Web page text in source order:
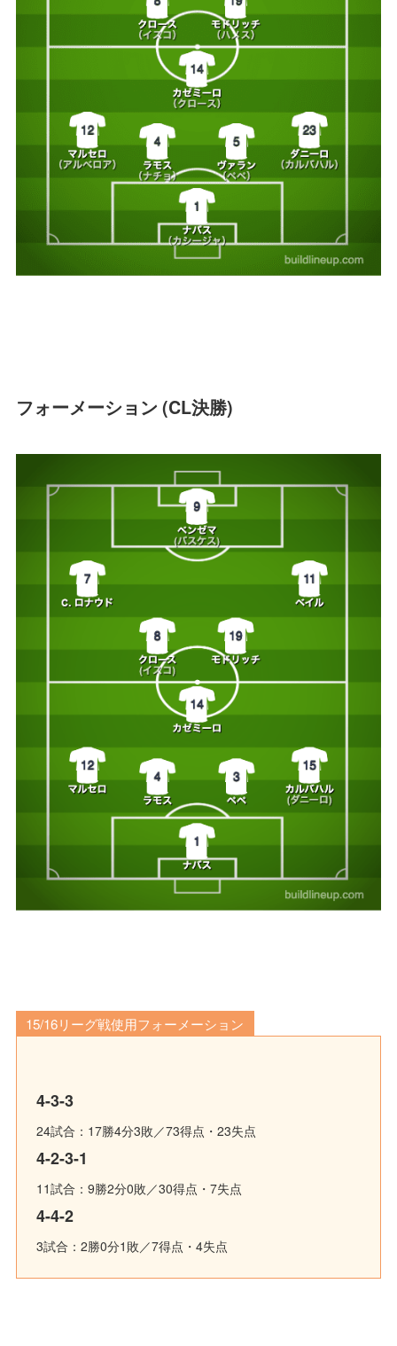
フォーメーション (CL決勝)
15/16リーグ戦使用フォーメーション
4-3-3
24試合：17勝4分3敗／73得点・23失点
4-2-3-1
11試合：9勝2分0敗／30得点・7失点
4-4-2
3試合：2勝0分1敗／7得点・4失点